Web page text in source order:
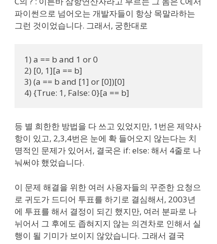
파이썬으로 넘어오는 개발자들이 항상 목말라하는
그런 것이었습니다. 그래서, 궁한대로
1) a == b and 1 or 0
2) [0, 1][a == b]
3) (a == b and [1] or [0])[0]
4) {True: 1, False: 0}[a == b]
등 별 희한한 방법을 다 쓰고 있었지만, 1번은 제약사
항이 있고, 2,3,4번은 눈에 확 들어오지 않는다는 치
명적인 문제가 있어서, 결국은 if: else: 해서 4줄로 나
눠써야 했었습니다.
이 문제 해결을 위한 여러 사용자들의 꾸준한 요청으
로 귀도가 드디어 투표를 하기로 결심해서, 2003년
에 투표를 해서 결정이 되긴 했지만, 여러 분파로 나
뉘어서 그 후에도 좁혀지지 않는 의견차로 인해서 실
행이 될 기미가 보이지 않았습니다. 그래서 결국